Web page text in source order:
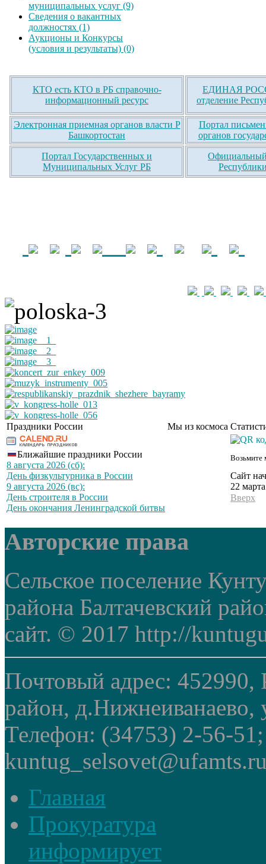
муниципальных услуг (9)
Сведения о вакантных
должностях (1)
Аукционы и Конкурсы
(условия и результаты) (0)
КТО есть КТО в РБ справочно-
информационный ресурс
ЕДИНАЯ
отделение
Электронная приемная органов власти Р
Башкортостан
Портал
органов
Портал Государственных и
Муниципальных Услуг РБ
Официальный
Праздники России Мы из космоса
Ближайшие праздники России
8 августа 2026 (сб):
День физкультурника в России
9 августа 2026 (вс):
День строителя в России
День окончания Ленинградской битвы
Возьмите
Сайт
22
Вверх
Авторские права
Сельское поселение
района Балтачевский
сайт. © 2017 http://
Почтовый адрес: 452990,
район, д.Нижнеиванаево,
Телефон: (34753) 2-56-
Главная
Прокуратура
информирует